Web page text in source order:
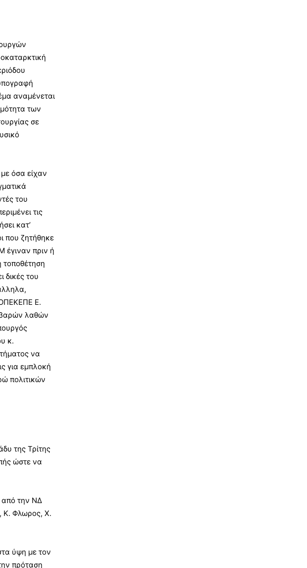
αναμένεται
των
σε
όσα είχαν
του
τις
κατ’
που ζητήθηκε
έγιναν πριν ή
τοποθέτηση
δικές του
ΟΠΕΚΕΠΕ Ε.
λαθών
κ.
να
για εμπλοκή
πολιτικών
της Τρίτης
ώστε να
από την ΝΔ
Κ. Φλωρος, Χ.
ύψη με τον
πρόταση